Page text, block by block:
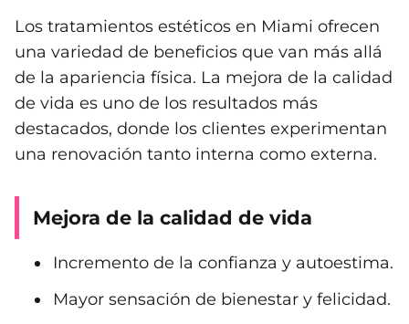
Los tratamientos estéticos en Miami ofrecen
una variedad de beneficios que van más allá
de la apariencia física. La mejora de la calidad
de vida es uno de los resultados más
destacados, donde los clientes experimentan
una renovación tanto interna como externa.
Mejora de la calidad de vida
Incremento de la confianza y autoestima.
Mayor sensación de bienestar y felicidad.